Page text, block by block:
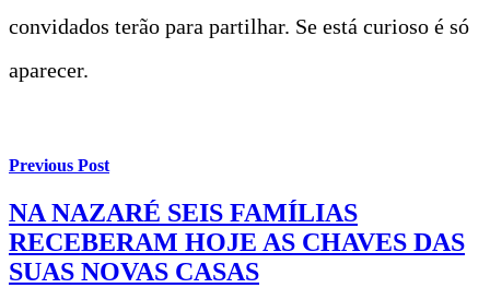
convidados terão para partilhar. Se está curioso é só
aparecer.
Previous Post
NA NAZARÉ SEIS FAMÍLIAS
RECEBERAM HOJE AS CHAVES DAS
SUAS NOVAS CASAS